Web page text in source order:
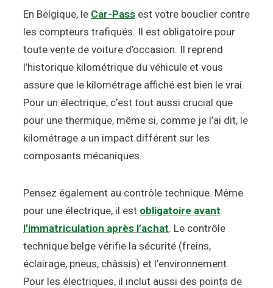
En Belgique, le Car-Pass est votre bouclier contre
les compteurs trafiqués. Il est obligatoire pour
toute vente de voiture d’occasion. Il reprend
l’historique kilométrique du véhicule et vous
assure que le kilométrage affiché est bien le vrai.
Pour un électrique, c’est tout aussi crucial que
pour une thermique, même si, comme je l’ai dit, le
kilométrage a un impact différent sur les
composants mécaniques.
Pensez également au contrôle technique. Même
pour une électrique, il est obligatoire avant
l’immatriculation après l’achat. Le contrôle
technique belge vérifie la sécurité (freins,
éclairage, pneus, châssis) et l’environnement.
Pour les électriques, il inclut aussi des points de